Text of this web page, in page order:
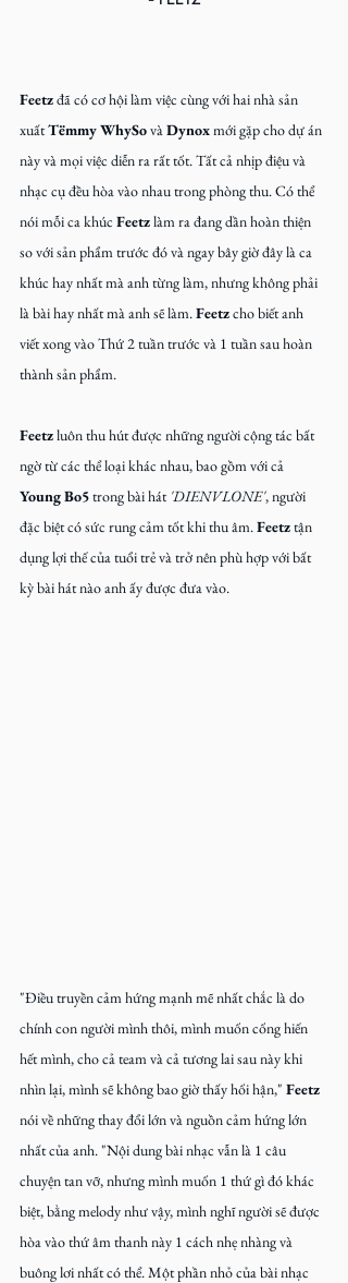
Feetz đã có cơ hội làm việc cùng với hai nhà sản
xuất Tёmmy WhySo và Dynox mới gặp cho dự án
này và mọi việc diễn ra rất tốt. Tất cả nhịp điệu và
nhạc cụ đều hòa vào nhau trong phòng thu. Có thể
nói mỗi ca khúc Feetz làm ra đang dần hoàn thiện
so với sản phẩm trước đó và ngay bây giờ đây là ca
khúc hay nhất mà anh từng làm, nhưng không phải
là bài hay nhất mà anh sẽ làm. Feetz cho biết anh
viết xong vào Thứ 2 tuần trước và 1 tuần sau hoàn
thành sản phẩm.
Feetz luôn thu hút được những người cộng tác bất
ngờ từ các thể loại khác nhau, bao gồmvới cả
Young Bo5 trong bài hát 'DIENVLONE', người
đặc biệt có sức rung cảm tốt khi thu âm. Feetz tận
dụng lợi thế của tuổi trẻ và trở nên phù hợp với bất
kỳ bài hát nào anh ấy được đưa vào.
"Điều truyền cảm hứng mạnh mẽ nhất chắc là do
chính con người mình thôi, mình muốn cống hiến
hết mình, cho cả team và cả tương lai sau này khi
nhìn lại, mình sẽ không bao giờ thấy hối hận," Feetz
nói về những thay đổi lớn và nguồn cảm hứng lớn
nhất của anh. "Nội dung bài nhạc vẫn là 1 câu
chuyện tan vỡ, nhưng mình muốn 1 thứ gì đó khác
biệt, bằng melody như vậy, mình nghĩ người sẽ được
hòa vào thứ âm thanh này 1 cách nhẹ nhàng và
buông lơi nhất có thể. Một phần nhỏ của bài nhạc